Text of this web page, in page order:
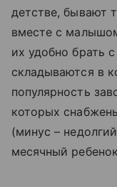
детстве, бывают
вместе с
их удобно брать
складываются в
популярность
которых
(минус –
месячный